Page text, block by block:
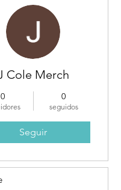
Cole Merch
0 0
seguidos
Seguir